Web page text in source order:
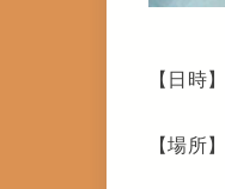
【日時
【場所